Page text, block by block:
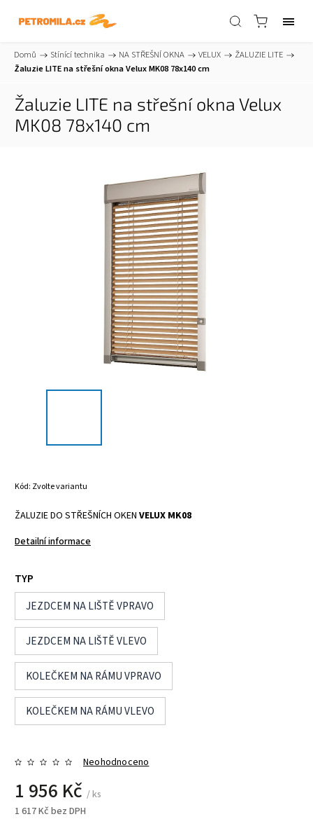
Domů / Stínící technika / NA STŘEŠNÍ OKNA / VELUX / ŽALUZIE LITE /
Žaluzie LITE na střešní okna Velux MK08 78x140 cm
Žaluzie LITE na střešní okna Velux
MK08 78x140 cm
Kód: Zvolte variantu
ŽALUZIE DO STŘEŠNÍCH OKEN VELUX MK08
Detailní informace
TYP
JEZDCEM NA LIŠTĚ VPRAVO
JEZDCEM NA LIŠTĚ VLEVO
KOLEČKEM NA RÁMU VPRAVO
KOLEČKEM NA RÁMU VLEVO
Neohodnoceno
1 956 Kč / ks
1 617 Kč bez DPH